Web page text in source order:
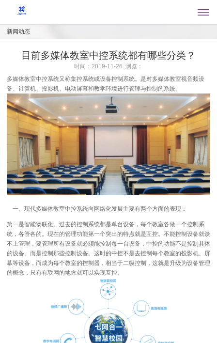
新闻动态
目前多媒体教室中控系统都有哪些分类？
时间：2019-11-26 浏览：
多媒体教室中控系统又称集控系统或设备控制系统。是对多媒体教室视音频设
备、计算机、投影机、电动屏幕和教学环境进行管理与控制的系统。
一、现代多媒体教室中控系统向网络化发展主要有两个方面的表现：
第一是智能物联化。过去的控制系统都是单台设备，每个教室各做一个控制系
统，各管各的。现在的管理功能第一个突出的特点就是互控。不能控制设备就谈
不上管理，要管理所有设备就必须能控制每一台设备，中控的功能不是控制具体
的设备。而是控制那些控制设备。这时的中控不是去控制每个教室的投影机、屏
幕等设备，而成为每个教室的控制器，相当于二级控制，这就是升级为设备管理
的概念，只有有联网的地方就可以实现互控。